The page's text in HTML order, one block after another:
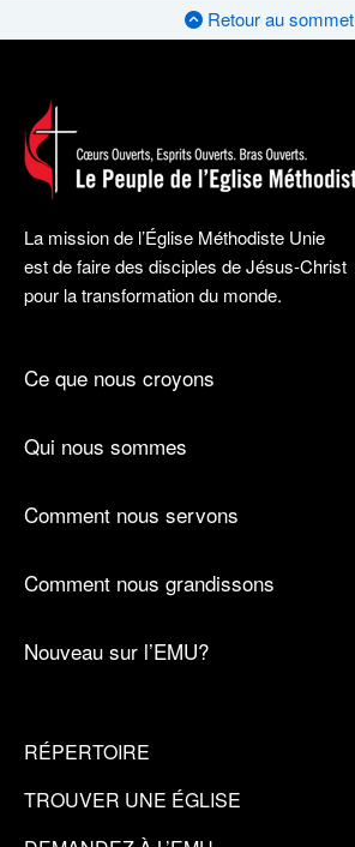
Retour au sommet
La mission de l’Église Méthodiste Unie
est de faire des disciples de Jésus-Christ
pour la transformation du monde.
Ce que nous croyons
Qui nous sommes
Comment nous servons
Comment nous grandissons
Nouveau sur l’EMU?
RÉPERTOIRE
TROUVER UNE ÉGLISE